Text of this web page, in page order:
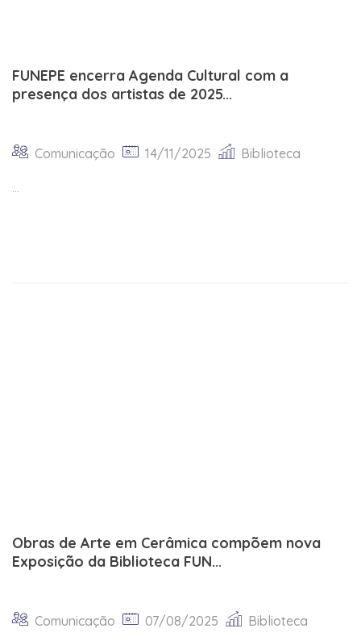
FUNEPE encerra Agenda Cultural com a
presença dos artistas de 2025...
Comunicação 14/11/2025 Biblioteca
Obras de Arte em Cerâmica compõem nova
Exposição da Biblioteca FUN...
Comunicação 07/08/2025 Biblioteca